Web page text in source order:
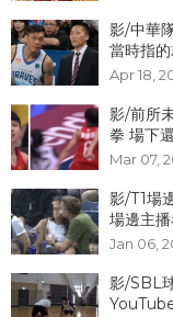
影/中華
當時指
Apr 18,
影/前所
拳 場下
Mar 07,
影/T1場
場邊主
Jan 06,
影/SBL